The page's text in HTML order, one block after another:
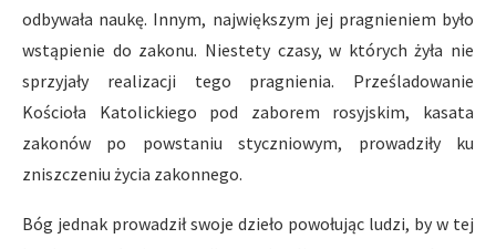
odbywała naukę. Innym, największym jej pragnieniem było
wstąpienie do zakonu. Niestety czasy, w których żyła nie
sprzyjały realizacji tego pragnienia. Prześladowanie
Kościoła Katolickiego pod zaborem rosyjskim, kasata
zakonów po powstaniu styczniowym, prowadziły ku
zniszczeniu życia zakonnego.
Bóg jednak prowadził swoje dzieło powołując ludzi, by w tej